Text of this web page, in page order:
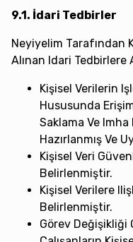
9.1. İdari Tedbirler
Neyiyelim Tarafından
Alınan Idari Tedbirlere
Kişisel Verilerin
Hususunda
Saklama Ve
Hazırlanmış Ve
Kişisel Veri
Belirlenmiştir.
Kişisel Verilere
Belirlenmiştir.
Görev Değişikliği